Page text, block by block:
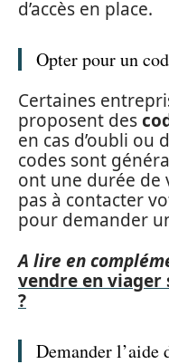
d’accès en place.
Opter pour un
Certaines
proposent des
en cas d’oubli ou
codes sont
ont une durée de
pas à contacter
pour demander
A lire en
vendre en viager
?
Demander l’aide